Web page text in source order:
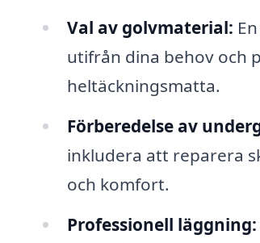
Val av golvmaterial:
utifrån dina behov och
heltäckningsmatta.
Förberedelse av
inkludera att reparera
och komfort.
Professionell läggning: